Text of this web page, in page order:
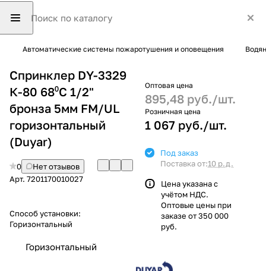
Автоматические системы пожаротушения и оповещения
Спринклер DY-3329
К-80 68⁰С 1/2"
бронза 5мм FM/UL
горизонтальный
(Duyar)
0
Нет отзывов
Арт. 7201170010027
Способ установки:
Горизонтальный
Горизонтальный
Оптовая цена
895,48 руб./шт.
Розничная цена
1 067 руб./шт.
Под заказ
Поставка от:10 р.д.
Цена указана с
учётом НДС.
Оптовые цены при
заказе от 350 000
руб.